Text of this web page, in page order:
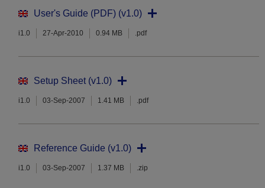
User's Guide (PDF) (v1.0)
i1.0 27-Apr-2010 0.94 MB .pdf
Setup Sheet (v1.0)
i1.0 03-Sep-2007 1.41 MB .pdf
Reference Guide (v1.0)
i1.0 03-Sep-2007 1.37 MB .zip